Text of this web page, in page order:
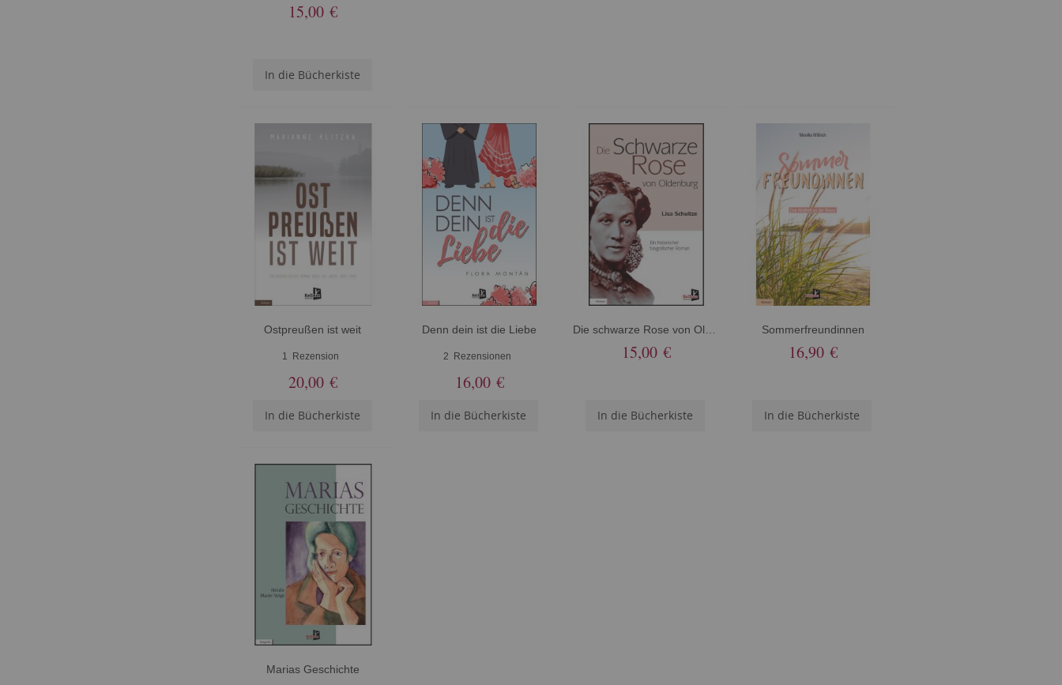
15,00 €
In die Bücherkiste
Ostpreußen ist weit
1 Rezension
20,00 €
In die Bücherkiste
Denn dein ist die Liebe
2 Rezensionen
16,00 €
In die Bücherkiste
15,00 €
In die Bücherkiste
Sommerfreundinnen
16,90 €
In die Bücherkiste
Marias Geschichte